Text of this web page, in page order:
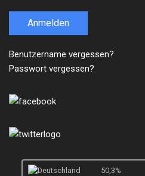
Anmelden
Benutzername vergessen?
Passwort vergessen?
50,3%